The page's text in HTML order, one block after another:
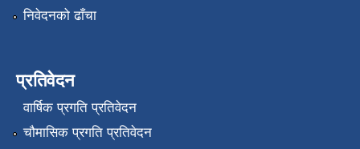
निवेदनको ढाँचा
प्रतिवेदन
वार्षिक प्रगति प्रतिवेदन
चौमासिक प्रगति प्रतिवेदन